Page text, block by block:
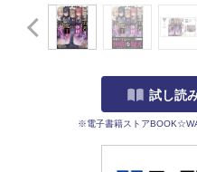
試し読
※電子書籍ストア